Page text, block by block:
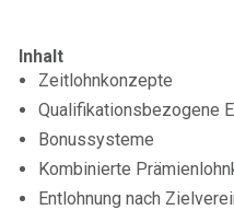
Inhalt
Zeitlohnkonzepte
Qualifikationsbezogene
Bonussysteme
Kombinierte
Entlohnung nach